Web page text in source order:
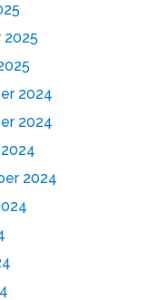
2025
2024
2024
2024